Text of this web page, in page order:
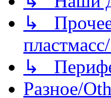
↳ Прочее
↳
Разное/